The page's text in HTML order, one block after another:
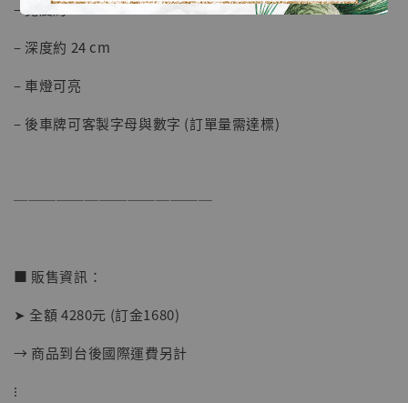
NT$ 1,500
– 寬度約 12 cm
– 深度約 24 cm
– 車燈可亮
– 後車牌可客製字母與數字 (訂單量需達標)
──────────────
■ 販售資訊：
➤ 全額 4280元 (訂金1680)
→ 商品到台後國際運費另計
⁝